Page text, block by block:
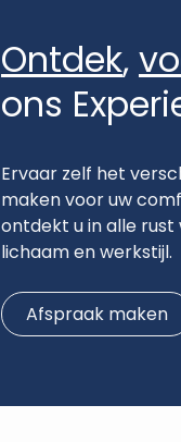
Ontdek,
ons
Ervaar zelf het
maken voor uw
ontdekt u in alle rust
lichaam en werkstijl.
Afspraak maken